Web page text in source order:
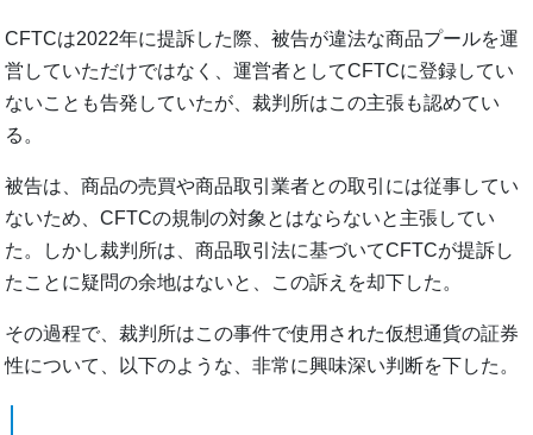
CFTCは2022年に提訴した際、被告が違法な商品プールを運
営していただけではなく、運営者としてCFTCに登録してい
ないことも告発していたが、裁判所はこの主張も認めてい
る。
被告は、商品の売買や商品取引業者との取引には従事してい
ないため、CFTCの規制の対象とはならないと主張してい
た。しかし裁判所は、商品取引法に基づいてCFTCが提訴し
たことに疑問の余地はないと、この訴えを却下した。
その過程で、裁判所はこの事件で使用された仮想通貨の証券
性について、以下のような、非常に興味深い判断を下した。